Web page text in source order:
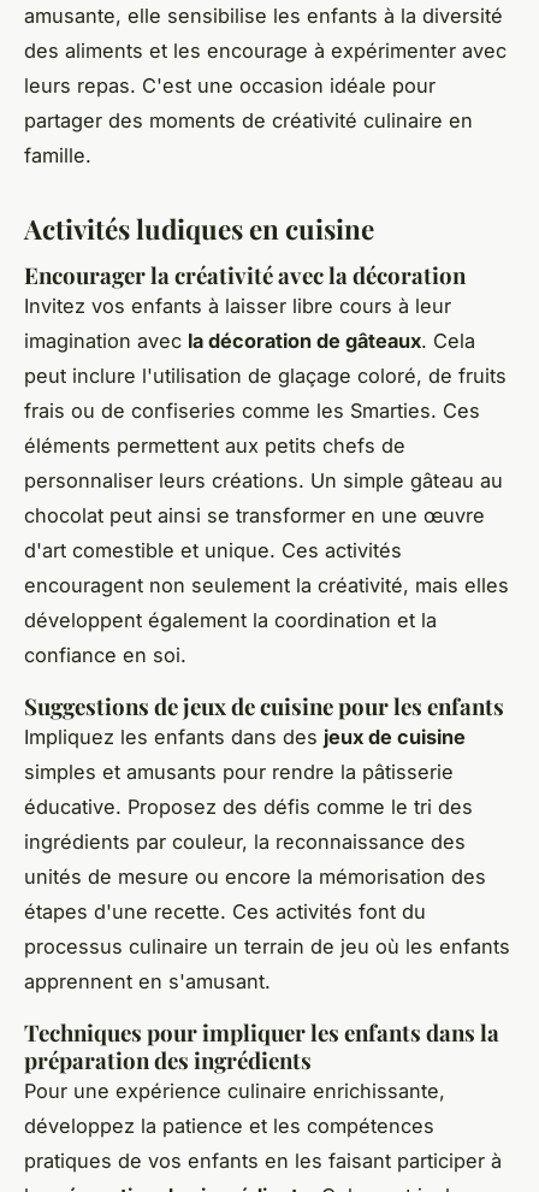
amusante, elle sensibilise les enfants à la diversité
des aliments et les encourage à expérimenter avec
leurs repas. C'est une occasion idéale pour
partager des moments de créativité culinaire en
famille.
Activités ludiques en cuisine
Encourager la créativité avec la décoration
Invitez vos enfants à laisser libre cours à leur
imagination avec la décoration de gâteaux. Cela
peut inclure l'utilisation de glaçage coloré, de fruits
frais ou de confiseries comme les Smarties. Ces
éléments permettent aux petits chefs de
personnaliser leurs créations. Un simple gâteau au
chocolat peut ainsi se transformer en une œuvre
d'art comestible et unique. Ces activités
encouragent non seulement la créativité, mais elles
développent également la coordination et la
confiance en soi.
Suggestions de jeux de cuisine pour les enfants
Impliquez les enfants dans des jeux de cuisine
simples et amusants pour rendre la pâtisserie
éducative. Proposez des défis comme le tri des
ingrédients par couleur, la reconnaissance des
unités de mesure ou encore la mémorisation des
étapes d'une recette. Ces activités font du
processus culinaire un terrain de jeu où les enfants
apprennent en s'amusant.
Techniques pour impliquer les enfants dans la
préparation des ingrédients
Pour une expérience culinaire enrichissante,
développez la patience et les compétences
pratiques de vos enfants en les faisant participer à